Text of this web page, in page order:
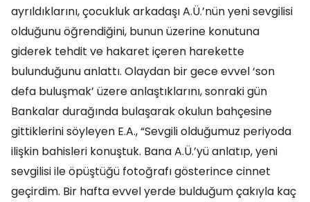
ayrıldıklarını, çocukluk arkadaşı A.Ü.’nün yeni sevgilisi
olduğunu öğrendiğini, bunun üzerine konutuna
giderek tehdit ve hakaret içeren harekette
bulunduğunu anlattı. Olaydan bir gece evvel ‘son
defa buluşmak’ üzere anlaştıklarını, sonraki gün
Bankalar durağında bulaşarak okulun bahçesine
gittiklerini söyleyen E.A., “Sevgili olduğumuz periyoda
ilişkin bahisleri konuştuk. Bana A.Ü.’yü anlatıp, yeni
sevgilisi ile öpüştüğü fotoğrafı gösterince cinnet
geçirdim. Bir hafta evvel yerde bulduğum çakıyla kaç